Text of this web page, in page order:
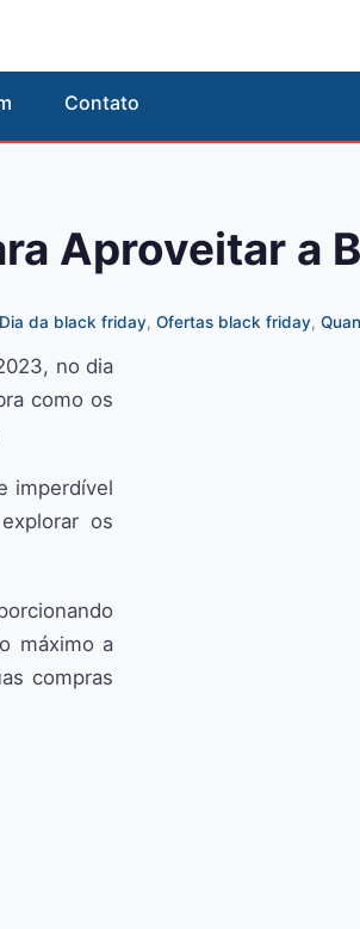
Contato
Aproveitar a
Dia da black friday, Ofertas black friday,
no dia
como os
imperdível
os
máximo a
compras